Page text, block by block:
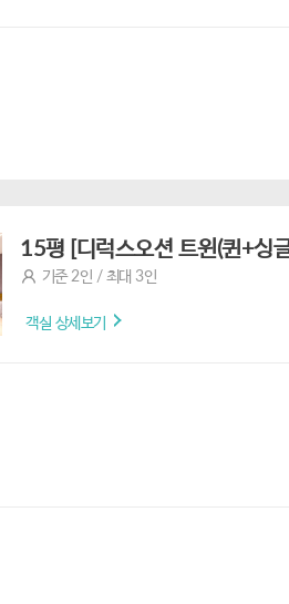
15평 [디럭스오션 트윈(퀸+싱
기준 2인 / 최대 3인
객실 상세보기